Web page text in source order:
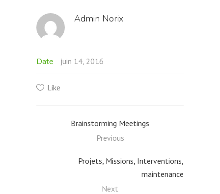
Admin Norix
Date juin 14, 2016
Like
Brainstorming Meetings
Previous
Projets, Missions, Interventions,
maintenance
Next